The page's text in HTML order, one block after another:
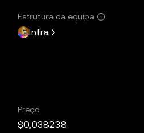
Estrutura da equipa
Infra
Preço
$0,038238